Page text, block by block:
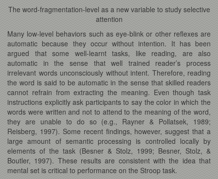
The word-fragmentation-level as a new variable to study selective
attention
Many low-level behaviors such as eye-blink or other reflexes are
automatic because they occur without intention. It has been
argued that some well-learnt tasks, like reading, are also
automatic in the sense that well trained reader’s process
irrelevant words unconsciously without intent. Therefore, reading
the word is said to be automatic in the sense that skilled readers
cannot refrain from extracting the meaning. Even though task
instructions explicitly ask participants to say the color in which the
words were written and not to attend to the meaning of the word,
they are unable to do so (e.g., Rayner & Pollatsek, 1989;
Reisberg, 1997). Some recent findings, however, suggest that a
large amount of semantic processing is controlled locally by
elements of the task (Besner & Stolz, 1999; Besner, Stolz, &
Boutler, 1997). These results are consistent with the idea that
mental set is critical to performance on the Stroop task.